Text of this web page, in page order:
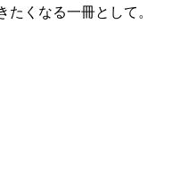
くなる一冊として。